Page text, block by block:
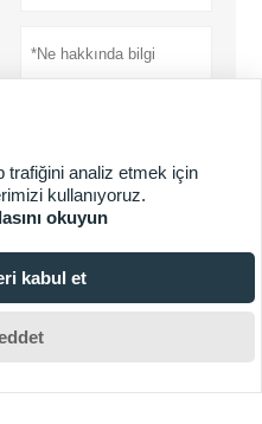

Gönder
Gizlilik Politikası
trafiğini analiz etmek için
kullanıyoruz.
okuyun
kabul et